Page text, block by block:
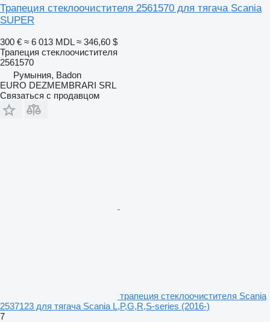
Трапеция стеклоочистителя 2561570 для тягача Scania
SUPER
300 € ≈ 6 013 MDL ≈ 346,60 $
Трапеция стеклоочистителя
2561570
Румыния, Badon
EURO DEZMEMBRARI SRL
Связаться с продавцом
трапеция стеклоочистителя Scania
2537123 для тягача Scania L,P,G,R,S-series (2016-)
7